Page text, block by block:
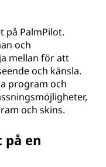
på PalmPilot.
och
mellan för att
och känsla.
program och
och skins.
en